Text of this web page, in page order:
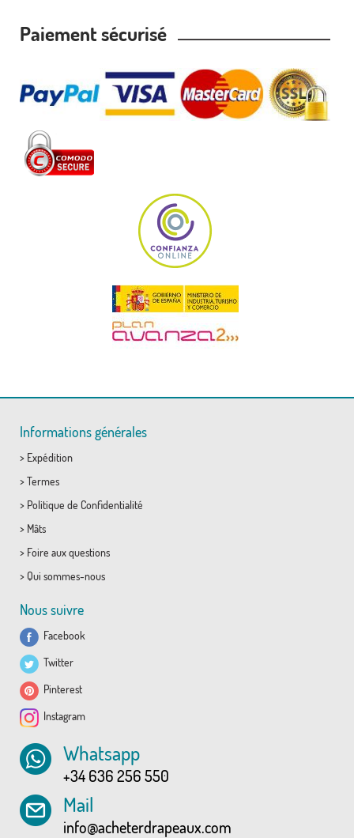
Paiement sécurisé
Informations générales
> Expédition
> Termes
> Politique de Confidentialité
> Mâts
> Foire aux questions
> Qui sommes-nous
Nous suivre
Facebook
Twitter
Pinterest
Instagram
Whatsapp
+34 636 256 550
Mail
info@acheterdrapeaux.com